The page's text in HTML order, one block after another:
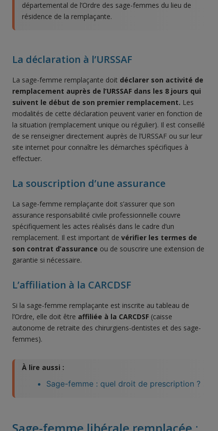
départemental de l’Ordre des sage-femmes du lieu de
résidence de la remplaçante.
La déclaration à l’URSSAF
La sage-femme remplaçante doit déclarer son activité de
remplacement auprès de l’URSSAF dans les 8 jours qui
suivent le début de son premier remplacement. Les
modalités de cette déclaration peuvent varier en fonction de
la situation (remplacement unique ou régulier). Il est conseillé
de se renseigner directement auprès de l’URSSAF ou sur leur
site internet pour connaître les démarches spécifiques à
effectuer.
La souscription d’une assurance
La sage-femme remplaçante doit s’assurer que son
assurance responsabilité civile professionnelle couvre
spécifiquement les actes réalisés dans le cadre d’un
remplacement. Il est important de vérifier les termes de
son contrat d’assurance ou de souscrire une extension de
garantie si nécessaire.
L’affiliation à la CARCDSF
Si la sage-femme remplaçante est inscrite au tableau de
l’Ordre, elle doit être affiliée à la CARCDSF (caisse
autonome de retraite des chirurgiens-dentistes et des sage-
femmes).
À lire aussi :
Sage-femme : quel droit de prescription ?